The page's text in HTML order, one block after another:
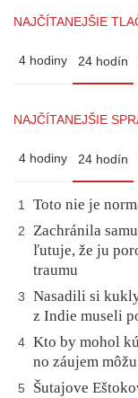
NAJČÍTANEJŠIE
4 hodiny 24 hodín
NAJČÍTANEJŠIE
4 hodiny 24 hodín
1 Toto nie je
2
Zachránila
ľutuje, že ju
traumu
3
Nasadili si
z Indie museli
4 Kto by mohol
no záujem
5
Šutajove